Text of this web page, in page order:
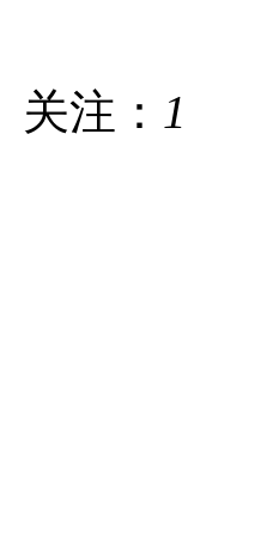
关注： 1